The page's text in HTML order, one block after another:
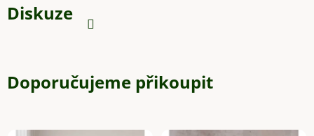
Diskuze
Doporučujeme přikoupit